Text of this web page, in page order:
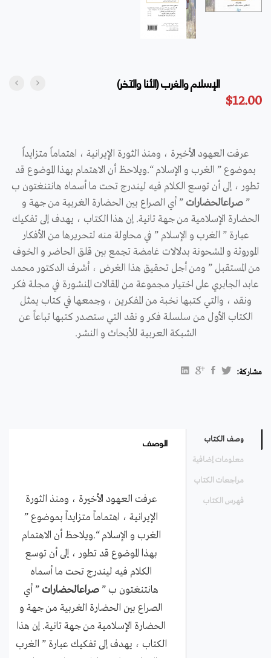
الإسلام والغرب (الأنا والآخر)
$12.00
عرفت العهود الأخيرة ، ومنذ الثورة الإيرانية ، اهتماماً متزايداً
بموضوع ” الغرب و الإسلام “.ويلاحظ أن الاهتمام بهذا الموضوع قد
تطور ، إلى أن توسع الكلام فيه ليندرج تحت ما أسماه هانتنغتون ب
”صراعالحضارات ” أي الصراع بين الحضارة الغربية من جهة و
الحضارة الإسلامية من جهة تانية. إن هذا الكتاب ، يهدف إلى تفكيك
عبارة ” الغرب و الإسلام ” في محاولة منه لتحريرها من الأفكار
الموروثة و المشحونة بدلالات غامضة تجمع بين قلق الحاضر و الخوف
من المستقبل ” ومن أجل تحقيق هذا الغرض ، أشرف الدكتور محمد
عابد الجابري على اختيار مجموعة من المقالات المنشورة في مجلة فكر
ونقد ، والتي كتبها نخبة من المفكرين ، وجمعها في كتاب يمثل
الكتاب الأول من سلسلة فكر و نقد التي ستصدر كتبها تباعاً عن
الشبكة العربية للأبحاث و النشر.
مشاركة:
وصف الكتاب
معلومات إضافية
مراجعات الكتاب
فهرس الكتاب
الوصف
عرفت العهود الأخيرة ، ومنذ الثورة
الإيرانية ، اهتماماً متزايداً بموضوع ”
الغرب و الإسلام “.ويلاحظ أن الاهتمام
بهذا الموضوع قد تطور ، إلى أن توسع
الكلام فيه ليندرج تحت ما أسماه
هانتنغتون ب ” صراعالحضارات” أي
الصراع بين الحضارة الغربية من جهة و
الحضارة الإسلامية من جهة تانية. إن هذا
الكتاب ، يهدف إلى تفكيك عبارة ” الغرب